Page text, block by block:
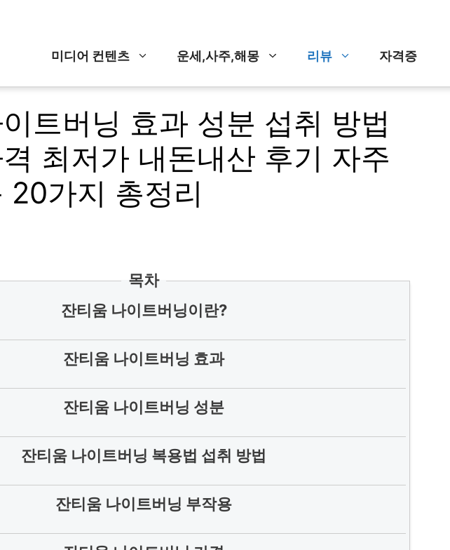
미디어 컨텐츠 운세,사주,해몽 리뷰 자격증
트버닝 효과 성분 섭취 방법
최저가 내돈내산 후기 자주
20가지 총정리
목차
잔티움 나이트버닝이란?
잔티움 나이트버닝 효과
잔티움 나이트버닝 성분
잔티움 나이트버닝 복용법 섭취 방법
잔티움 나이트버닝 부작용